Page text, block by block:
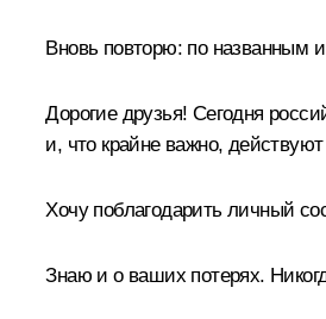
Вновь повторю: по названным
Дорогие друзья! Сегодня
и, что крайне важно,
Хочу поблагодарить личный
Знаю и о ваших потерях.